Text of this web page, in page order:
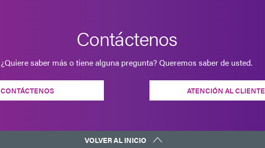
Contáctenos
¿Quiere saber más o tiene alguna pregunta? Queremos saber de usted.
CONTÁCTENOS ATENCIÓN AL CLIENTE
VOLVER AL INICIO